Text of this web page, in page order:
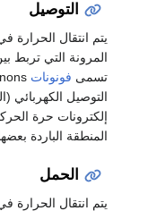
التوصيل
يتم انتقال الحرارة
تسمى فونونات
التوصيل الكهربائي
إلكترونات حرة
المنطقة الباردة
الحمل
يتم انتقال الحرارة